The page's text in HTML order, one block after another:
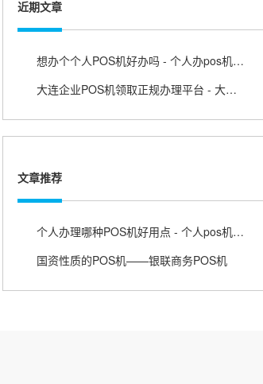
近期文章
想办个个人POS机好办吗 - 个人办pos机需要什么条件
大连企业POS机领取正规办理平台 - 大连 posco
文章推荐
个人办理哪种POS机好用点 - 个人pos机哪个好安全可靠
国资性质的POS机——银联商务POS机